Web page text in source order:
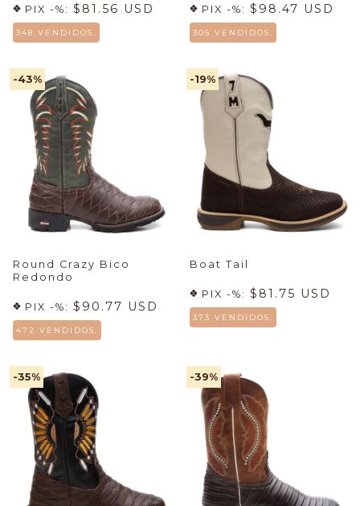
PIX -%: $81.56 USD
348 VENDIDOS.
PIX -%: $98.47 USD
305 VENDIDOS.
-43%
Round Crazy Bico
Redondo
PIX -%: $90.77 USD
472 VENDIDOS.
-19%
Boat Tail
PIX -%: $81.75 USD
373 VENDIDOS.
-35% -39%